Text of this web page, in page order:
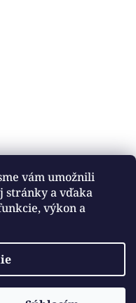
vám umožnili
stránky a vďaka
výkon a